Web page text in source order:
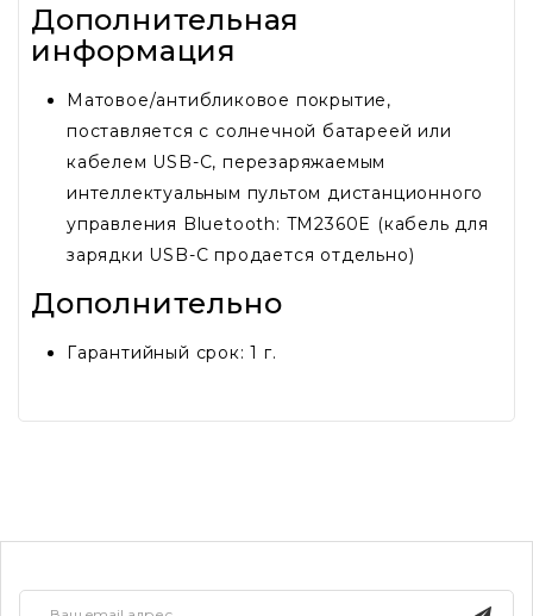
Дополнительная
информация
Матовое/антибликовое покрытие,
поставляется с солнечной батареей или
кабелем USB-C, перезаряжаемым
интеллектуальным пультом дистанционного
управления Bluetooth: TM2360E (кабель для
зарядки USB-C продается отдельно)
Дополнительно
Гарантийный срок: 1 г.